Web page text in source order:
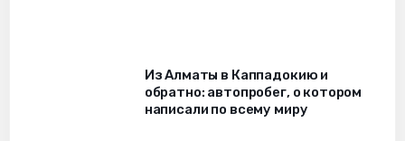
Из Алматы в Каппадокию и
обратно: автопробег, о котором
написали по всему миру